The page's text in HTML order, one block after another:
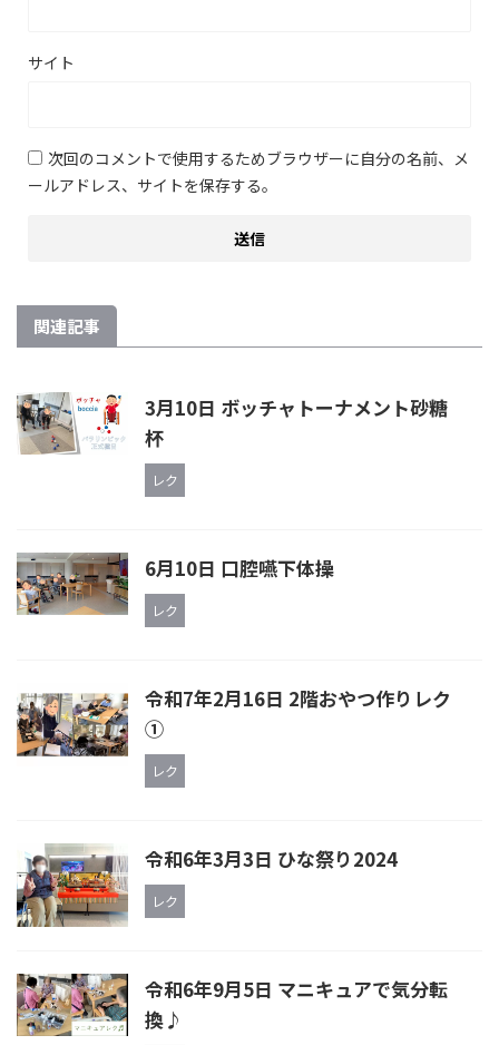
サイト
次回のコメントで使用するためブラウザーに自分の名前、メ
ールアドレス、サイトを保存する。
関連記事
3月10日 ボッチャトーナメント砂糖
杯
レク
6月10日 口腔嚥下体操
レク
令和7年2月16日 2階おやつ作りレク
①
レク
令和6年3月3日 ひな祭り2024
レク
令和6年9月5日 マニキュアで気分転
換♪